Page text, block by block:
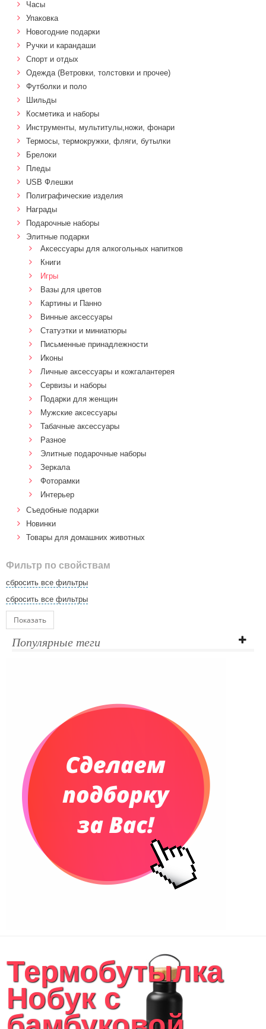
Часы
Упаковка
Новогодние подарки
Ручки и карандаши
Спорт и отдых
Одежда (Ветровки, толстовки и прочее)
Футболки и поло
Шильды
Косметика и наборы
Инструменты, мультитулы,ножи, фонари
Термосы, термокружки, фляги, бутылки
Брелоки
Пледы
USB Флешки
Полиграфические изделия
Награды
Подарочные наборы
Элитные подарки
Аксессуары для алкогольных напитков
Книги
Игры
Вазы для цветов
Картины и Панно
Винные аксессуары
Статуэтки и миниатюры
Письменные принадлежности
Иконы
Личные аксессуары и кожгалантерея
Сервизы и наборы
Подарки для женщин
Мужские аксессуары
Табачные аксессуары
Разное
Элитные подарочные наборы
Зеркала
Фоторамки
Интерьер
Cъедобные подарки
Новинки
Товары для домашних животных
Фильтр по свойствам
сбросить все фильтры
сбросить все фильтры
Показать
Популярные теги
Термобутылка
Нобук с